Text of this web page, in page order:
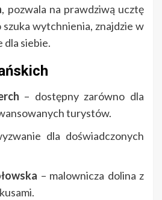
, pozwala na prawdziwą ucztę
szuka wytchnienia, znajdzie w
dla siebie.
– dostępny zarówno dla
turystów.
dla doświadczonych
– malownicza dolina z